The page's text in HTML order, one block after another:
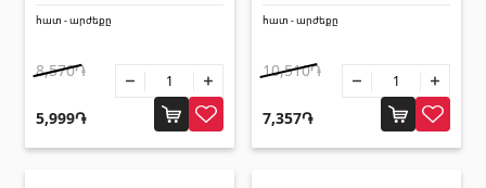
Լողավազանի աստիճաններ (2)
Լողավազանի ֆիլտրացիոն համակարգեր
(4)
Խողովակներ և թիթեղներ
հատ - արժեքը
8,570֏
5,999֏
հատ - արժեքը
10,510֏
7,357֏